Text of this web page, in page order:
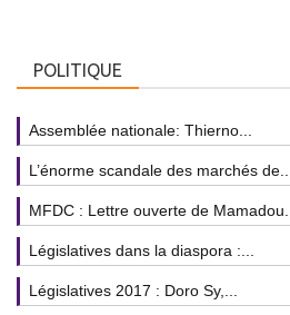
POLITIQUE
Assemblée nationale: Thierno...
L’énorme scandale des marchés de...
MFDC : Lettre ouverte de Mamadou...
Législatives dans la diaspora :...
Législatives 2017 : Doro Sy,...